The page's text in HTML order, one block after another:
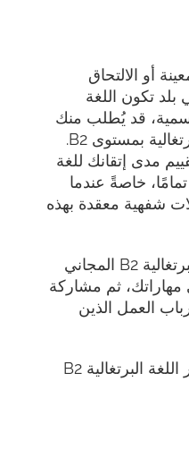
أو الالتحاق
بلد تكون اللغة
قد يُطلب منك
إجراء اختبار إجادة اللغة البرتغالية بمستوى B2.
مدى إتقانك للغة
خاصةً عندما
شفهية معقدة بهذه
يمكنك إجراء اختبار اللغة البرتغالية B2 المجاني
مهاراتك، ثم مشاركة
العمل الذين
ولكن ما الذي يتضمنه اختبار اللغة البرتغالية B2